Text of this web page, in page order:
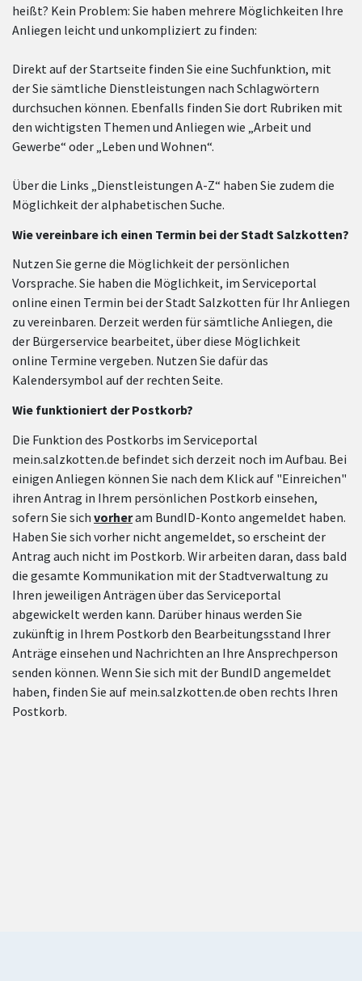
heißt? Kein Problem: Sie haben mehrere Möglichkeiten Ihre
Anliegen leicht und unkompliziert zu finden:
Direkt auf der Startseite finden Sie eine Suchfunktion, mit
der Sie sämtliche Dienstleistungen nach Schlagwörtern
durchsuchen können. Ebenfalls finden Sie dort Rubriken mit
den wichtigsten Themen und Anliegen wie „Arbeit und
Gewerbe“ oder „Leben und Wohnen“.
Über die Links „Dienstleistungen A-Z“ haben Sie zudem die
Möglichkeit der alphabetischen Suche.
Wie vereinbare ich einen Termin bei der Stadt Salzkotten?
Nutzen Sie gerne die Möglichkeit der persönlichen
Vorsprache. Sie haben die Möglichkeit, im Serviceportal
online einen Termin bei der Stadt Salzkotten für Ihr Anliegen
zu vereinbaren. Derzeit werden für sämtliche Anliegen, die
der Bürgerservice bearbeitet, über diese Möglichkeit
online Termine vergeben. Nutzen Sie dafür das
Kalendersymbol auf der rechten Seite.
Wie funktioniert der Postkorb?
Die Funktion des Postkorbs im Serviceportal
mein.salzkotten.de befindet sich derzeit noch im Aufbau. Bei
einigen Anliegen können Sie nach dem Klick auf "Einreichen"
ihren Antrag in Ihrem persönlichen Postkorb einsehen,
sofern Sie sich vorheram BundID-Konto angemeldet haben.
Haben Sie sich vorher nicht angemeldet, so erscheint der
Antrag auch nicht im Postkorb. Wir arbeiten daran, dass bald
die gesamte Kommunikation mit der Stadtverwaltung zu
Ihren jeweiligen Anträgen über das Serviceportal
abgewickelt werden kann. Darüber hinaus werden Sie
zukünftig in Ihrem Postkorb den Bearbeitungsstand Ihrer
Anträge einsehen und Nachrichten an Ihre Ansprechperson
senden können. Wenn Sie sich mit der BundID angemeldet
haben, finden Sie auf mein.salzkotten.de oben rechts Ihren
Postkorb.